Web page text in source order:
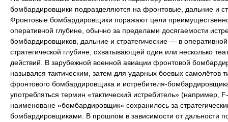
бомбардировщики подразделяются на фронтовые, дальние и
Фронтовые бомбардировщики поражают цели
оперативной глубине, обычно за пределами досягаемости
бомбардировщиков, дальние и стратегические — в
стратегической глубине, охватывающей один или несколько
действий. В зарубежной военной авиации фронтовой
назывался тактическим, затем для ударных боевых самолётов
фронтового бомбардировщика и истребителя-
употребляться термин «тактический истребитель» (например,
наименоване «бомбардировщик» сохранилось за
бомбардировщиками. В прошлом в зависимости от дальности